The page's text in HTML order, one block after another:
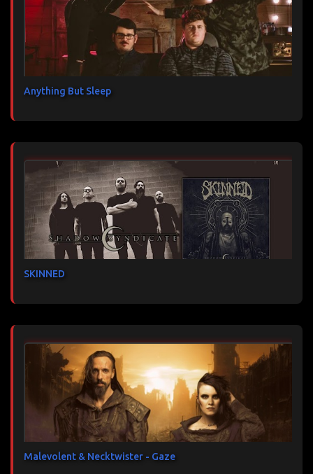
Anything But Sleep
SKINNED
Malevolent & Necktwister - Gaze